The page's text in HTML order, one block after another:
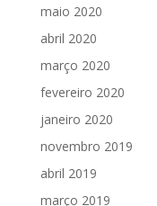
maio 2020
abril 2020
março 2020
fevereiro 2020
janeiro 2020
novembro 2019
abril 2019
março 2019